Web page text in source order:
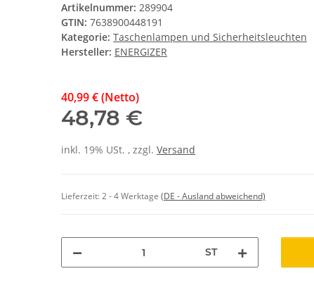
Artikelnummer: 289904
GTIN: 7638900448191
Kategorie: Taschenlampen und Sicherheitsleuchten
Hersteller: ENERGIZER
40,99 € (Netto)
48,78 €
inkl. 19% USt. , zzgl. Versand
Lieferzeit:2 - 4 Werktage (DE - Ausland abweichend)
ST